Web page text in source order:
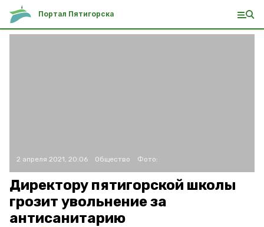
Портал Пятигорска
2 апреля 2021, 20:06 Общество Фото:
Директору пятигорской школы
грозит увольнение за
антисанитарию